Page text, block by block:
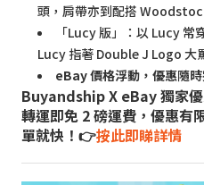
頭，肩帶亦到配搭
「Lucy 版」：以 Lucy
Lucy 指著 Double J Logo 大
eBay 價格浮動，優惠隨
Buyandship X eBay 獨家
轉運即免 2 磅運費，優惠有
單就快！👉按此即睇詳情